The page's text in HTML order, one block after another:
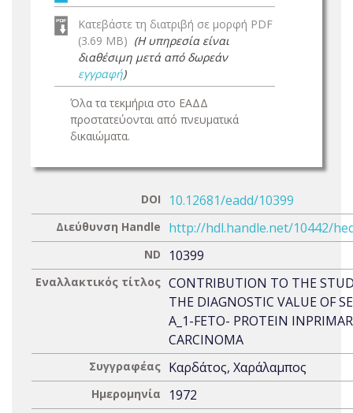
Κατεβάστε τη διατριβή σε μορφή PDF
(3.69 MB) (Η υπηρεσία είναι
διαθέσιμη μετά από δωρεάν
εγγραφή)
Όλα τα τεκμήρια στο ΕΑΔΔ
προστατεύονται από πνευματικά
δικαιώματα.
DOI 10.12681/eadd/10399
Διεύθυνση Handle http://hdl.handle.net/10442/
ND 10399
Εναλλακτικός τίτλος CONTRIBUTION TO THE
THE DIAGNOSTIC VALUE OF
A_1-FETO- PROTEIN
CARCINOMA
Συγγραφέας Καρδάτος, Χαράλαμπος
Ημερομηνία 1972